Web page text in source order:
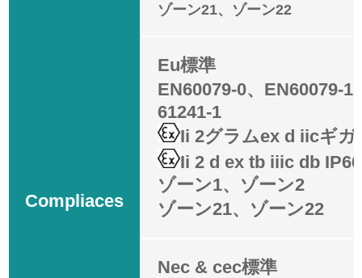
Compliaces
ゾーン21、ゾーン22
Eu標準
EN60079-0、EN60079-1
61241-1
Ii 2グラムex d iicギガ
Ii 2 d ex tb iiic db IP66
ゾーン1、ゾーン2
ゾーン21、ゾーン22
Nec & cec標準